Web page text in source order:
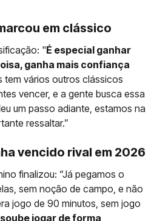
em clássico
"É especial ganhar
ganha mais confiança
tem vários outros clássicos
vencer, e a gente busca essa
um passo adiante, estamos na
ressaltar.”
vencido rival em 2026
finalizou: “Já pegamos o
sem noção de campo, e não
jogo de 90 minutos, sem jogo
jogar de forma